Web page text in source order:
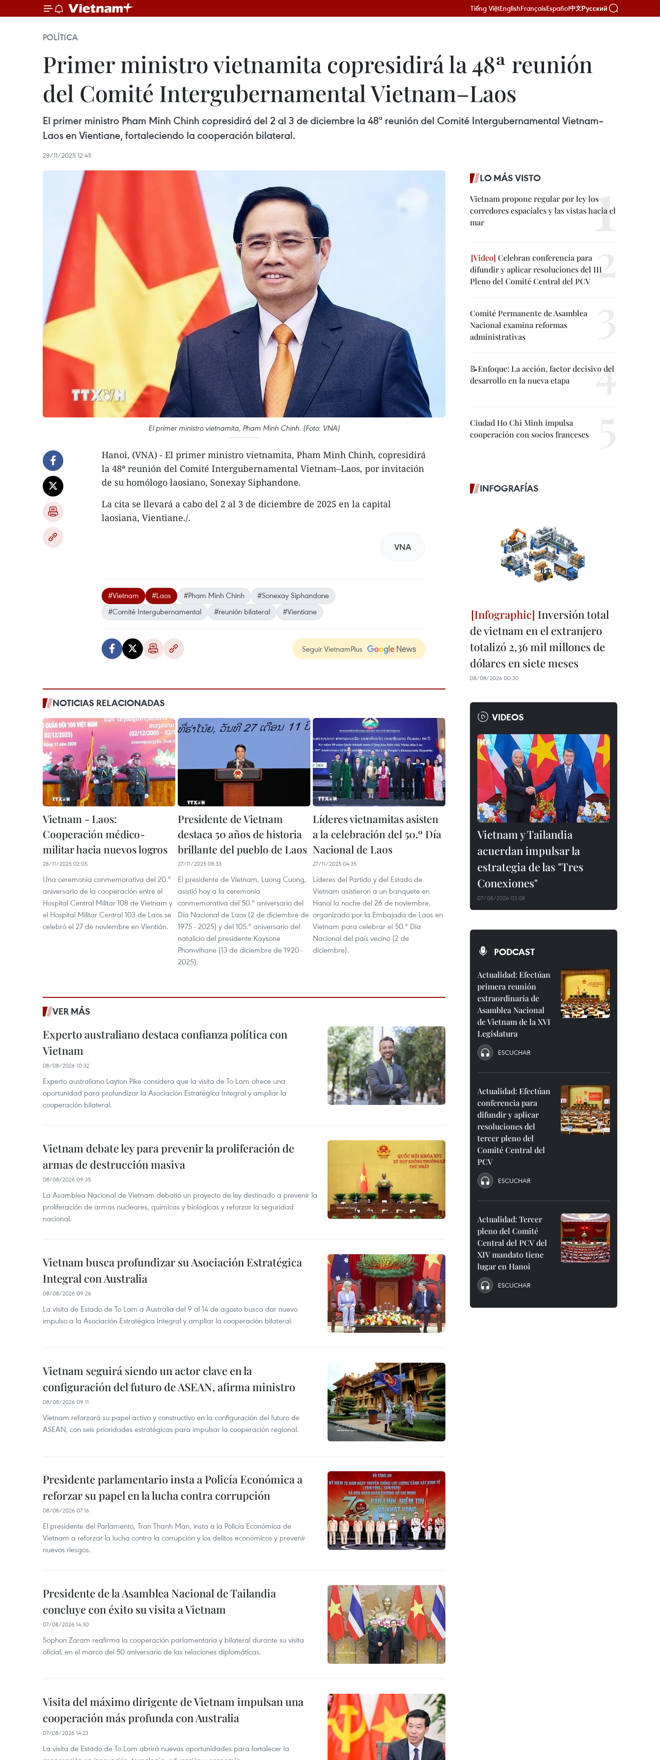
Tiếng ViệtEnglishFrançaisEspañol中文Русский
POLÍTICA
Primer ministro vietnamita copresidirá la 48ª reunión
del Comité Intergubernamental Vietnam–Laos
El primer ministro Pham Minh Chinh copresidirá del 2 al 3 de diciembre la 48ª reunión del Comité Intergubernamental Vietnam–
Laos en Vientiane, fortaleciendo la cooperación bilateral.
28/11/2025 12:45
El primer ministro vietnamita, Pham Minh Chinh. (Foto: VNA)
Hanoi, (VNA) - El primer ministro vietnamita, Pham Minh Chinh, copresidirá
la 48ª reunión del Comité Intergubernamental Vietnam–Laos, por invitación
de su homólogo laosiano, Sonexay Siphandone.
La cita se llevará a cabo del 2 al 3 de diciembre de 2025 en la capital
laosiana, Vientiane./.
VNA
#Vietnam #Laos #Pham Minh Chinh
#Sonexay Siphandone
#Comité Intergubernamental
#reunión bilateral #Vientiane
Seguir VietnamPlus
NOTICIAS RELACIONADAS
Vietnam - Laos:
Cooperación médico-
militar hacia nuevos logros
28/11/2025 02:05
Una ceremonia conmemorativa del 20.º
aniversario de la cooperación entre el
Hospital Central Militar 108 de Vietnam y
el Hospital Militar Central 103 de Laos se
celebró el 27 de noviembre en Vientián.
Presidente de Vietnam
destaca 50 años de historia
brillante del pueblo de Laos
27/11/2025 08:33
El presidente de Vietnam, Luong Cuong,
asistió hoy a la ceremonia
conmemorativa del 50.º aniversario del
Día Nacional de Laos (2 de diciembre de
1975 - 2025) y del 105.º aniversario del
natalicio del presidente Kaysone
Phomvihane (13 de diciembre de 1920 -
2025).
Líderes vietnamitas asisten
a la celebración del 50.º Día
Nacional de Laos
27/11/2025 04:35
Líderes del Partido y del Estado de
Vietnam asistieron a un banquete en
Hanoi la noche del 26 de noviembre,
organizado por la Embajada de Laos en
Vietnam para celebrar el 50.º Día
Nacional del país vecino (2 de
diciembre).
VER MÁS
Experto australiano destaca confianza política con
Vietnam
08/08/2026 10:32
Experto australiano Layton Pike considera que la visita de To Lam ofrece una
oportunidad para profundizar la Asociación Estratégica Integral y ampliar la
cooperación bilateral.
Vietnam debate ley para prevenir la proliferación de
armas de destrucción masiva
08/08/2026 09:35
La Asamblea Nacional de Vietnam debatió un proyecto de ley destinado a prevenir la
proliferación de armas nucleares, químicas y biológicas y reforzar la seguridad
nacional.
Vietnam busca profundizar su Asociación Estratégica
Integral con Australia
08/08/2026 09:26
La visita de Estado de To Lam a Australia del 9 al 14 de agosto busca dar nuevo
impulso a la Asociación Estratégica Integral y ampliar la cooperación bilateral.
Vietnam seguirá siendo un actor clave en la
configuración del futuro de ASEAN, afirma ministro
08/08/2026 09:11
Vietnam reforzará su papel activo y constructivo en la configuración del futuro de
ASEAN, con seis prioridades estratégicas para impulsar la cooperación regional.
Presidente parlamentario insta a Policía Económica a
reforzar su papel en la lucha contra corrupción
08/08/2026 07:16
El presidente del Parlamento, Tran Thanh Man, insta a la Policía Económica de
Vietnam a reforzar la lucha contra la corrupción y los delitos económicos y prevenir
nuevos riesgos.
Presidente de la Asamblea Nacional de Tailandia
concluye con éxito su visita a Vietnam
07/08/2026 14:30
Sophon Zaram reafirma la cooperación parlamentaria y bilateral durante su visita
oficial, en el marco del 50 aniversario de las relaciones diplomáticas.
Visita del máximo dirigente de Vietnam impulsan una
cooperación más profunda con Australia
07/08/2026 14:23
La visita de Estado de To Lam abrirá nuevas oportunidades para fortalecer la
LO MÁS VISTO
Vietnam propone regular por ley los
corredores espaciales y las vistas hacia el
mar
Celebran conferencia para
difundir y aplicar resoluciones del III
Pleno del Comité Central del PCV
Comité Permanente de Asamblea
Nacional examina reformas
administrativas
📝Enfoque: La acción, factor decisivo del
desarrollo en la nueva etapa
Ciudad Ho Chi Minh impulsa
cooperación con socios franceses
INFOGRAFÍAS
Inversión total
de vietnam en el extranjero
totalizó 2,36 mil millones de
dólares en siete meses
08/08/2026 00:30
VIDEOS
Vietnam y Tailandia
acuerdan impulsar la
estrategia de las "Tres
Conexiones"
07/08/2026 03:08
PODCAST
Actualidad: Efectúan
primera reunión
extraordinaria de
Asamblea Nacional
de Vietnam de la XVI
Legislatura
ESCUCHAR
Actualidad: Efectúan
conferencia para
difundir y aplicar
resoluciones del
tercer pleno del
Comité Central del
PCV
ESCUCHAR
Actualidad: Tercer
pleno del Comité
Central del PCV del
XIV mandato tiene
lugar en Hanoi
ESCUCHAR